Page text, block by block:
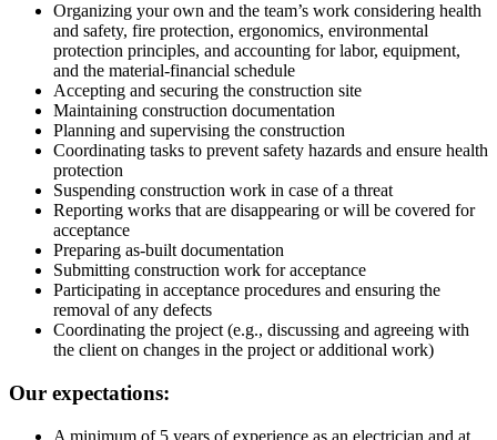
Organizing your own and the team’s work considering health
and safety, fire protection, ergonomics, environmental
protection principles, and accounting for labor, equipment,
and the material-financial schedule
Accepting and securing the construction site
Maintaining construction documentation
Planning and supervising the construction
Coordinating tasks to prevent safety hazards and ensure health
protection
Suspending construction work in case of a threat
Reporting works that are disappearing or will be covered for
acceptance
Preparing as-built documentation
Submitting construction work for acceptance
Participating in acceptance procedures and ensuring the
removal of any defects
Coordinating the project (e.g., discussing and agreeing with
the client on changes in the project or additional work)
Our expectations:
A minimum of 5 years of experience as an electrician and at